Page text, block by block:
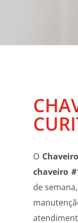
O
chaveiro
de